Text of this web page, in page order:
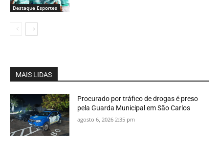
Destaque Esportes
MAIS LIDAS
Procurado por tráfico de drogas é preso
pela Guarda Municipal em São Carlos
agosto 6, 2026 2:35 pm